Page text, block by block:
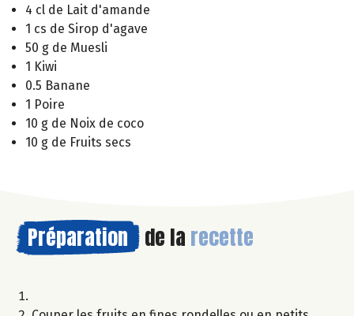
4 cl de Lait d'amande
1 cs de Sirop d'agave
50 g de Muesli
1 Kiwi
0.5 Banane
1 Poire
10 g de Noix de coco
10 g de Fruits secs
Préparation de la recette